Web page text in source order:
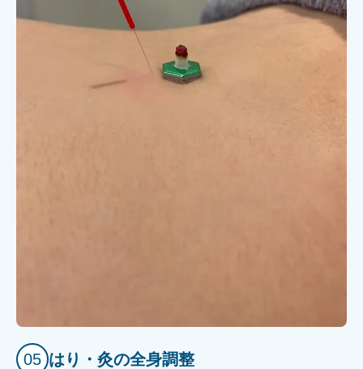
05 はり・灸の全身調整